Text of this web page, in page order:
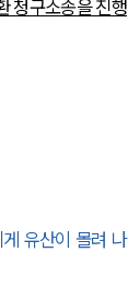
청구소송을 진행
유산이 몰려 나